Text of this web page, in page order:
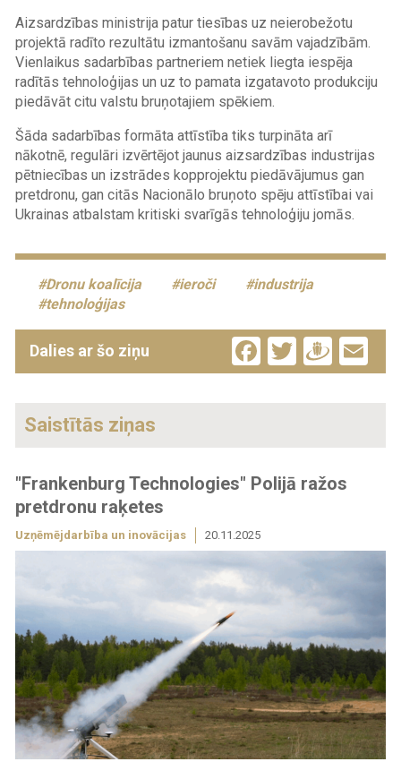
Aizsardzības ministrija patur tiesības uz neierobežotu
projektā radīto rezultātu izmantošanu savām vajadzībām.
Vienlaikus sadarbības partneriem netiek liegta iespēja
radītās tehnoloģijas un uz to pamata izgatavoto produkciju
piedāvāt citu valstu bruņotajiem spēkiem.
Šāda sadarbības formāta attīstība tiks turpināta arī
nākotnē, regulāri izvērtējot jaunus aizsardzības industrijas
pētniecības un izstrādes kopprojektu piedāvājumus gan
pretdronu, gan citās Nacionālo bruņoto spēju attīstībai vai
Ukrainas atbalstam kritiski svarīgās tehnoloģiju jomās.
Dronu koalīcija ieroči
industrija
tehnoloģijas
Dalies ar šo ziņu Facebook
Twitter
Saistītās ziņas
"Frankenburg Technologies" Polijā ražos
pretdronu raķetes
Uzņēmējdarbība un inovācijas 20.11.2025